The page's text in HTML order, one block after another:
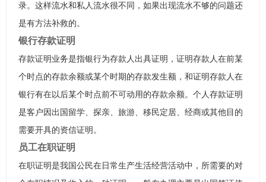
录。这样流水和私人流水很不同，如果出现流水不够的问题还
是有方法补救的。
银行存款证明
存款证明业务是指银行为存款人出具证明，证明存款人在前某
个时点的存款余额或某个时期的存款发生额，和证明存款人在
银行有在以后某个时点前不可动用的存款余额。个人存款证明
是客户因出国留学、探亲、旅游、移民定居、经商或其他目的
需要开具的资信证明。
员工在职证明
在职证明是我国公民在日常生产生活经营活动中，所需要的对